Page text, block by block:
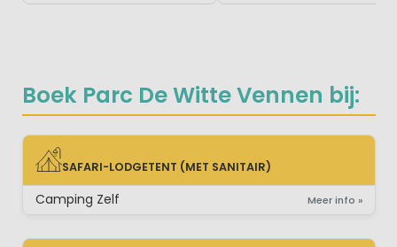
Boek Parc De Witte Vennen bij:
SAFARI-LODGETENT (MET SANITAIR)
SAFARI-LODGETENT (MET SANITAIR)
Camping Zelf Meer info »